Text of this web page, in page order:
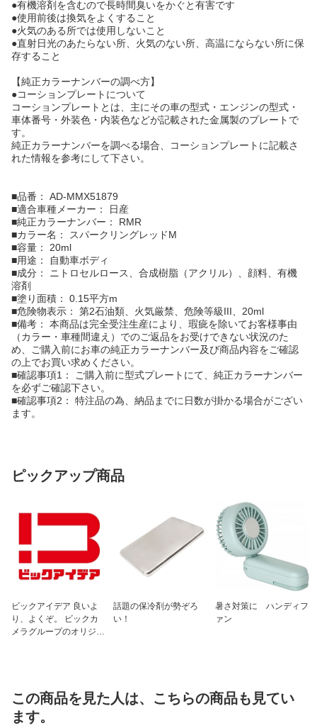
●有機溶剤を含むので長時間臭いをかぐと有害です
●使用前後は換気をよくすること
●火気のある所では使用しないこと
●直射日光のあたらない所、火気のない所、高温にならない所に保
存すること
【純正カラーナンバーの調べ方】
●コーションプレートについて
コーションプレートとは、主にその車の型式・エンジンの型式・
車体番号・外装色・内装色などが記載された金属製のプレートで
す。
純正カラーナンバーを調べる場合、コーションプレートに記載さ
れた情報を参考にして下さい。
■品番： AD-MMX51879
■適合車種メーカー： 日産
■純正カラーナンバー： RMR
■カラー名： スパークリングレッドM
■容量： 20ml
■用途： 自動車ボディ
■成分： ニトロセルロース、合成樹脂（アクリル）、顔料、有機
溶剤
■塗り面積： 0.15平方m
■危険物表示： 第2石油類、火気厳禁、危険等級III、20ml
■備考： 本商品は完全受注生産により、瑕疵を除いてお客様事由
（カラー・車種間違え）でのご返品をお受けできない状況のた
め、ご購入前にお車の純正カラーナンバー及び商品内容をご確認
の上でお買い求めください。
■確認事項1： ご購入前に型式プレートにて、純正カラーナンバー
を必ずご確認下さい。
■確認事項2： 特注品の為、納品までに日数が掛かる場合がござい
ます。
ピックアップ商品
ビックアイデア 良いよ
り、よくぞ。 ビックカ
メラグループのオリジナ
話題の保冷剤が勢ぞろ
い！
暑さ対策に ハンディフ
ァン
この商品を見た人は、こちらの商品も見てい
ます。